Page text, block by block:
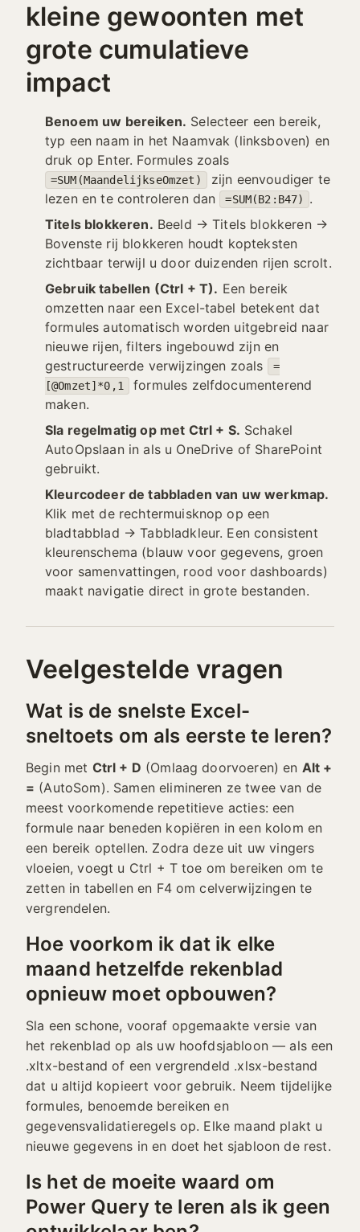
kleine gewoonten met
grote cumulatieve
impact
Benoem uw bereiken. Selecteer een bereik,
typ een naam in het Naamvak (linksboven) en
druk op Enter. Formules zoals
=SUM(MaandelijkseOmzet)
zijn eenvoudiger te
lezen en te controleren dan
=SUM(B2:B47)
.
Titels blokkeren. Beeld → Titels blokkeren →
Bovenste rij blokkeren houdt kopteksten
zichtbaar terwijl u door duizenden rijen scrolt.
Gebruik tabellen (Ctrl + T). Een bereik
omzetten naar een Excel-tabel betekent dat
formules automatisch worden uitgebreid naar
nieuwe rijen, filters ingebouwd zijn en
gestructureerde verwijzingen zoals
=
[@Omzet]*0,1
formules zelfdocumenterend
maken.
Sla regelmatig op met Ctrl + S. Schakel
AutoOpslaan in als u OneDrive of SharePoint
gebruikt.
Kleurcodeer de tabbladen van uw werkmap.
Klik met de rechtermuisknop op een
bladtabblad → Tabbladkleur. Een consistent
kleurenschema (blauw voor gegevens, groen
voor samenvattingen, rood voor dashboards)
maakt navigatie direct in grote bestanden.
Veelgestelde vragen
Wat is de snelste Excel-
sneltoets om als eerste te leren?
Begin met Ctrl + D (Omlaag doorvoeren) en Alt +
= (AutoSom). Samen elimineren ze twee van de
meest voorkomende repetitieve acties: een
formule naar beneden kopiëren in een kolom en
een bereik optellen. Zodra deze uit uw vingers
vloeien, voegt u Ctrl + T toe om bereiken om te
zetten in tabellen en F4 om celverwijzingen te
vergrendelen.
Hoe voorkom ik dat ik elke
maand hetzelfde rekenblad
opnieuw moet opbouwen?
Sla een schone, vooraf opgemaakte versie van
het rekenblad op als uw hoofdsjabloon — als een
.xltx-bestand of een vergrendeld .xlsx-bestand
dat u altijd kopieert voor gebruik. Neem tijdelijke
formules, benoemde bereiken en
gegevensvalidatieregels op. Elke maand plakt u
nieuwe gegevens in en doet het sjabloon de rest.
Is het de moeite waard om
Power Query te leren als ik geen